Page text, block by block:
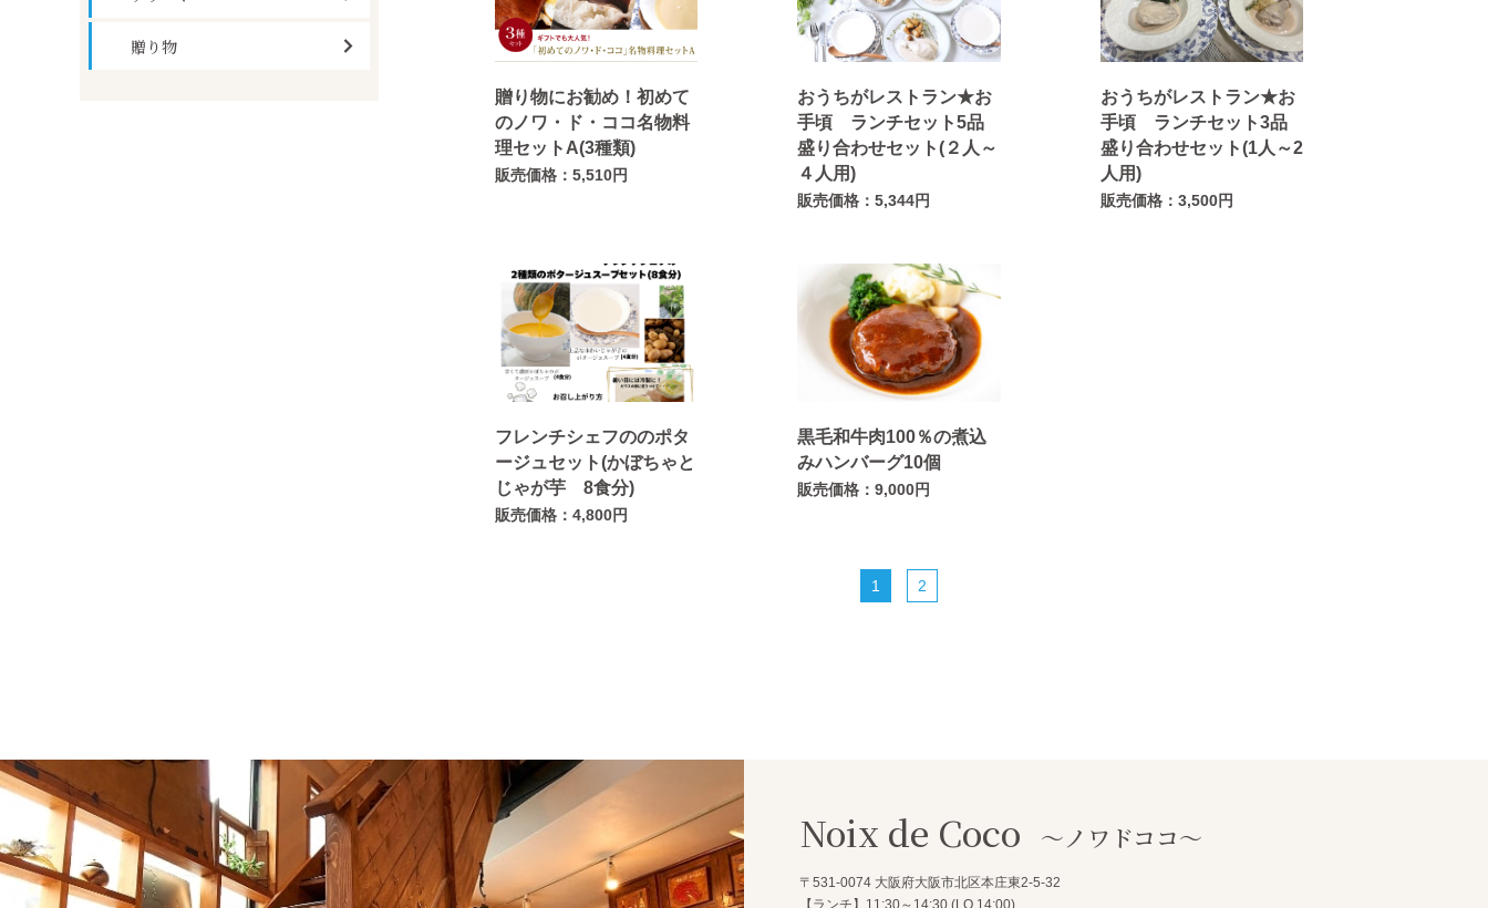
贈り物にお勧め！初めて
のノワ・ド・ココ名物料
理セットA(3種類)
販売価格：5,510円
おうちがレストラン★お
手頃 ランチセット5品
盛り合わせセット(２人～
４人用)
販売価格：5,344円
おうちがレストラン★お
手頃 ランチセット3品
盛り合わせセット(1人～2
人用)
販売価格：3,500円
フレンチシェフののポタ
ージュセット(かぼちゃと
じゃが芋 8食分)
販売価格：4,800円
黒毛和牛肉100％の煮込
みハンバーグ10個
販売価格：9,000円
1 2
贈り物
Noix de Coco ～ノワドココ～
〒531-0074 大阪府大阪市北区本庄東2-5-32
【ランチ】11:30～14:30 (LO.14:00)